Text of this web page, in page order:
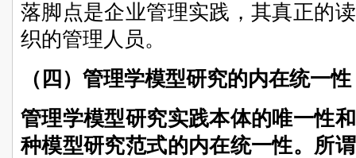
落脚点是企业管理实践，其真正的
织的管理人员。
（四）管理学模型研究的内在统一性
管理学模型研究实践本体的唯一性
种模型研究范式的内在统一性。所